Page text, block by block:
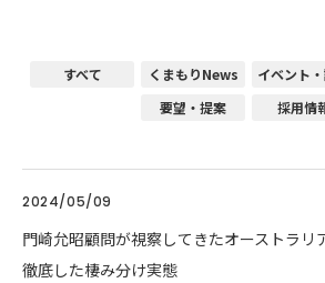
すべて くまもりNews イベント
要望・提案
採用情
2024/05/09
門崎允昭顧問が視察してきたオーストラリ
徹底した棲み分け実態